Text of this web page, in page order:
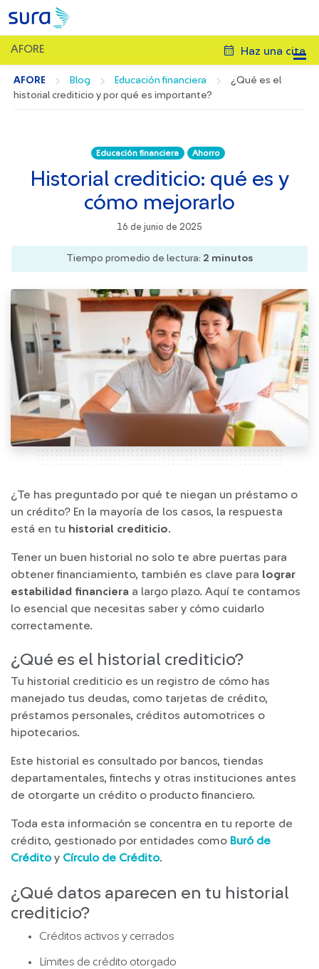
AFORE Haz una cita
AFORE Blog Educación financiera
¿Qué es el
historial crediticio y por qué es importante?
Educación financiera Ahorro
Historial crediticio: qué es y
cómo mejorarlo
16 de junio de 2025
Tiempo promedio de lectura: 2 minutos
¿Te has preguntado por qué te niegan un préstamo o
un crédito? En la mayoría de los casos, la respuesta
está en tu historial crediticio.
Tener un buen historial no solo te abre puertas para
obtener financiamiento, también es clave para lograr
estabilidad financiera a largo plazo. Aquí te contamos
lo esencial que necesitas saber y cómo cuidarlo
correctamente.
¿Qué es el historial crediticio?
Tu historial crediticio es un registro de cómo has
manejado tus deudas, como tarjetas de crédito,
préstamos personales, créditos automotrices o
hipotecarios.
Este historial es consultado por bancos, tiendas
departamentales, fintechs y otras instituciones antes
de otorgarte un crédito o producto financiero.
Toda esta información se concentra en tu reporte de
crédito, gestionado por entidades como Buró de
Créditoy Círculo de Crédito.
¿Qué datos aparecen en tu historial
crediticio?
Créditos activos y cerrados
Límites de crédito otorgado